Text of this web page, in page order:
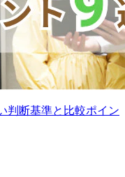
判断基準と比較ポイン